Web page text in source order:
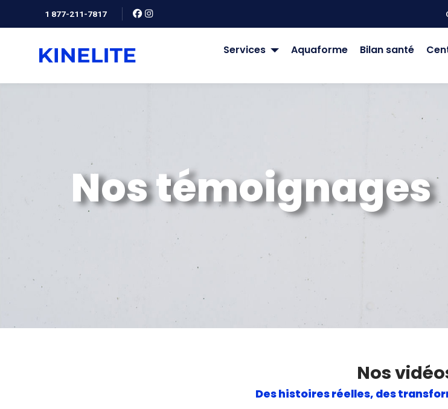
1 877-211-7817
Services Aquaforme Bilan santé
Nos témoignages
Nos
Des histoires réelles, des